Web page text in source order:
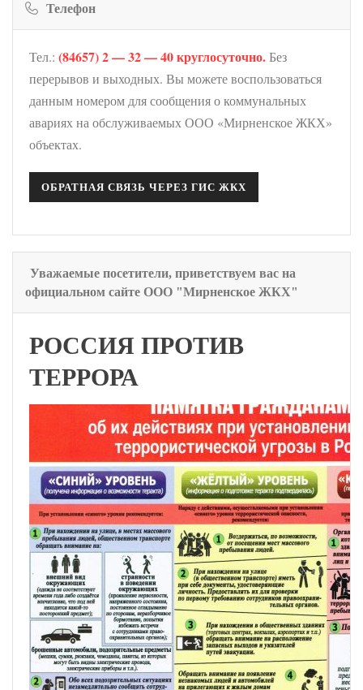
Телефон
Тел.: (84657) 2 — 32 — 40 круглосуточно.Без
перерывов и выходных. Вы можете воспользоваться
данным номером для сообщения о коммунальных
авариях на обслуживаемых ООО «Мирненское ЖКХ»
объектах.
ОБРАТНАЯ СВЯЗЬ ЧЕРЕЗ ГИС ЖКХ
Уважаемые посетители, приветствуем вас на
официальном сайте ООО "Мирненское ЖКХ"
РОССИЯ ПРОТИВ
ТЕРРОРА